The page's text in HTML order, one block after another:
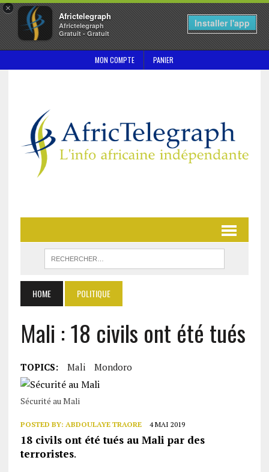
×
Africtelegraph
Africtelegraph
Gratuit - Gratuit
Installer l'app
MON COMPTE PANIER
HOME POLITIQUE
Mali : 18 civils ont été tués
TOPICS: Mali Mondoro
Sécurité au Mali
POSTED BY: ABDOULAYE TRAORE 4 MAI 2019
18 civils ont été tués au Mali par des
terroristes.